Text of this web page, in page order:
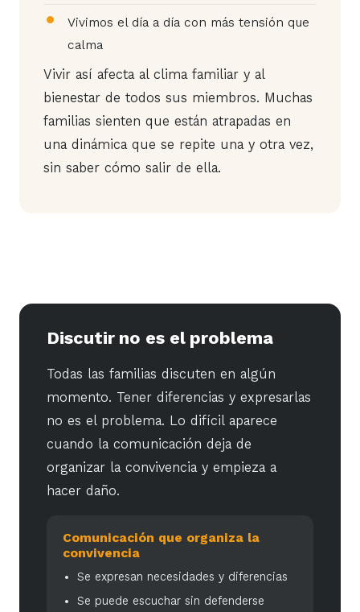
Vivimos el día a día con más tensión que
calma
Vivir así afecta al clima familiar y al
bienestar de todos sus miembros. Muchas
familias sienten que están atrapadas en
una dinámica que se repite una y otra vez,
sin saber cómo salir de ella.
Discutir no es el problema
Todas las familias discuten en algún
momento. Tener diferencias y expresarlas
no es el problema. Lo difícil aparece
cuando la comunicación deja de
organizar la convivencia y empieza a
hacer daño.
Comunicación que organiza la
convivencia
Se expresan necesidades y diferencias
Se puede escuchar sin defenderse